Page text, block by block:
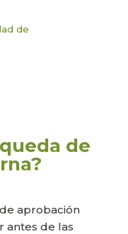
de
de
aprobación
antes de las